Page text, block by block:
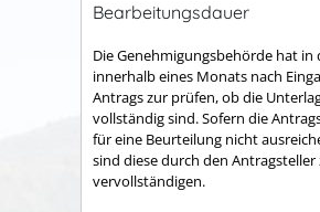
Bearbeitungsdauer
Die Genehmigungsbehörde hat in
innerhalb eines Monats nach
Antrags zur prüfen, ob die
vollständig sind. Sofern die
für eine Beurteilung nicht
sind diese durch den Antragsteller
vervollständigen.